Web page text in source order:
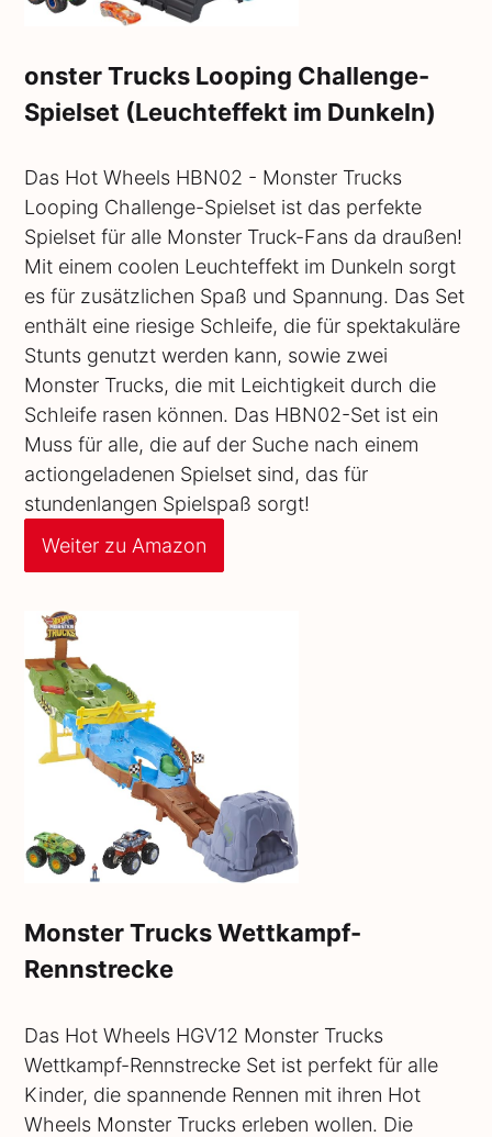
onster Trucks Looping Challenge-
Spielset (Leuchteffekt im Dunkeln)
Das Hot Wheels HBN02 - Monster Trucks
Looping Challenge-Spielset ist das perfekte
Spielset für alle Monster Truck-Fans da draußen!
Mit einem coolen Leuchteffekt im Dunkeln sorgt
es für zusätzlichen Spaß und Spannung. Das Set
enthält eine riesige Schleife, die für spektakuläre
Stunts genutzt werden kann, sowie zwei
Monster Trucks, die mit Leichtigkeit durch die
Schleife rasen können. Das HBN02-Set ist ein
Muss für alle, die auf der Suche nach einem
actiongeladenen Spielset sind, das für
stundenlangen Spielspaß sorgt!
Weiter zu Amazon
Monster Trucks Wettkampf-
Rennstrecke
Das Hot Wheels HGV12 Monster Trucks
Wettkampf-Rennstrecke Set ist perfekt für alle
Kinder, die spannende Rennen mit ihren Hot
Wheels Monster Trucks erleben wollen. Die